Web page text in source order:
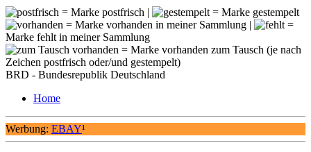
= Marke postfrisch |
= Marke gestempelt
= Marke vorhanden in meiner Sammlung |
=
Marke fehlt in meiner Sammlung
= Marke vorhanden zum Tausch (je nach
Zeichen postfrisch oder/und gestempelt)
BRD - Bundesrepublik Deutschland
Home
Werbung: EBAY¹